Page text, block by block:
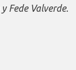
Fede Valverde.